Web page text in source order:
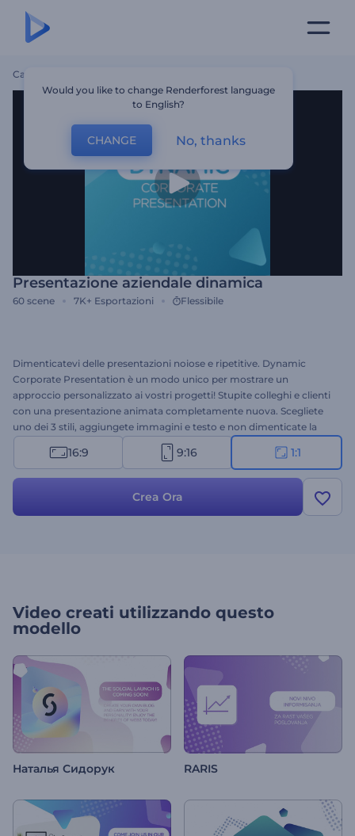
Casa
Presentazione aziendale dinamica
60 scene 7K+ Esportazioni Flessibile
Dimenticatevi delle presentazioni noiose e ripetitive. Dynamic
Corporate Presentation è un modo unico per mostrare un
approccio personalizzato ai vostri progetti! Stupite colleghi e clienti
con una presentazione animata completamente nuova. Scegliete
uno dei 3 stili, aggiungete immagini e testo e non dimenticate la
musica. Perfetto per presentazioni aziendali, presentazioni di
business, promozioni sui social media e molto altro. Non
video professionale! Impostate il timer e provatelo subito
16:9 9:16 1:1
Crea Ora
Video creati utilizzando questo
modello
Наталья Сидорук RARIS
Would you like to change Renderforest language
to English?
CHANGE No, thanks